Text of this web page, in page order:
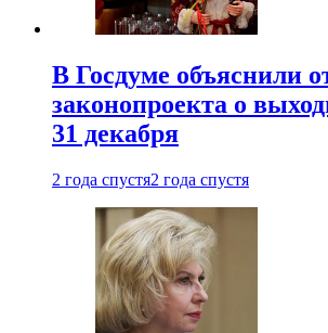
В Госдуме объяснили
законопроекта о
31 декабря
2 года спустя2 года спустя